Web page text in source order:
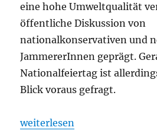
eine hohe Umweltqualität
öffentliche Diskussion von
nationalkonservativen und
JammererInnen geprägt.
Nationalfeiertag ist
Blick voraus gefragt.
„Vorausschauen auch am
weiterlesen